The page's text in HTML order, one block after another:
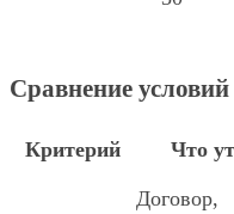
Сравнение
Критерий Что
Договор,